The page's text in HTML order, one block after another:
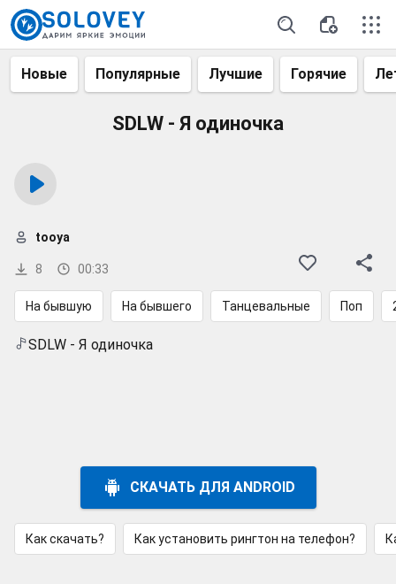
Новые Популярные Лучшие Горячие
SDLW - Я одиночка
8 00:33
tooya
На бывшую На бывшего Танцевальные Поп
SDLW - Я одиночка
СКАЧАТЬ ДЛЯ ANDROID
Как скачать? Как установить рингтон на телефон?